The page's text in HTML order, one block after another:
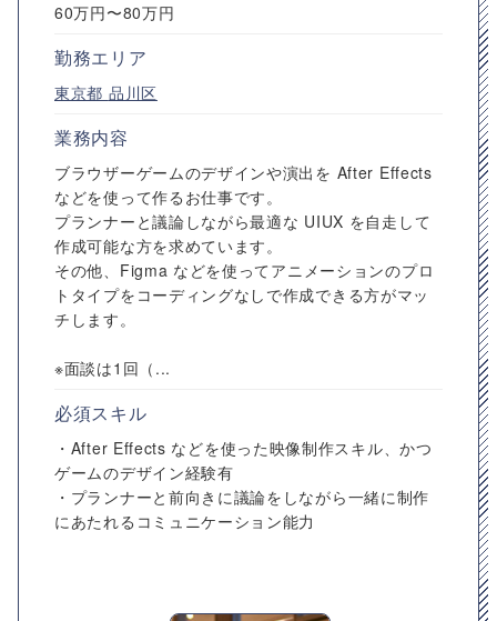
60万円〜80万円
勤務エリア
東京都 品川区
業務内容
ブラウザーゲームのデザインや演出を After Effects
などを使って作るお仕事です。
プランナーと議論しながら最適な UIUX を自走して
作成可能な方を求めています。
その他、Figma などを使ってアニメーションのプロ
トタイプをコーディングなしで作成できる方がマッ
チします。
※面談は1回（...
必須スキル
・After Effects などを使った映像制作スキル、かつ
ゲームのデザイン経験有
・プランナーと前向きに議論をしながら一緒に制作
にあたれるコミュニケーション能力